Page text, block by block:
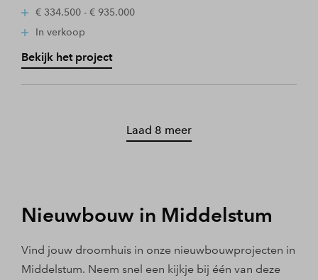
€ 334.500 - € 935.000
In verkoop
Bekijk het project
Laad 8 meer
Nieuwbouw in Middelstum
Vind jouw droomhuis in onze nieuwbouwprojecten in
Middelstum. Neem snel een kijkje bij één van deze